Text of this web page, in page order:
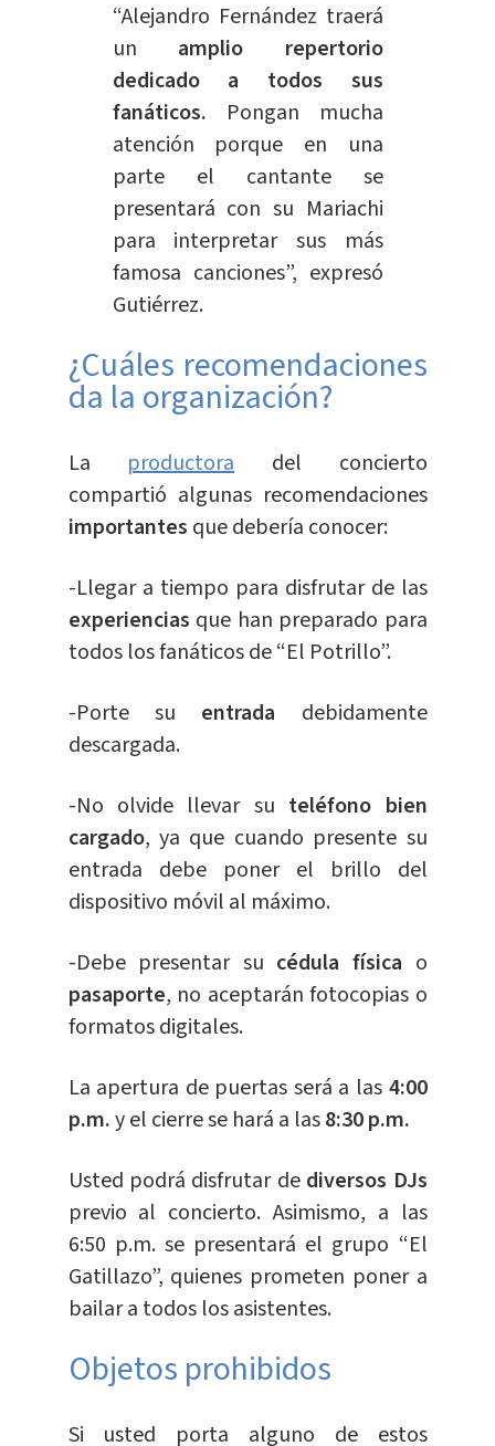
“Alejandro Fernández traerá
un amplio repertorio
dedicado a todos sus
fanáticos. Pongan mucha
atención porque en una
parte el cantante se
presentará con su Mariachi
para interpretar sus más
famosa canciones”, expresó
Gutiérrez.
¿Cuáles recomendaciones
da la organización?
La productoradel concierto
compartió algunas recomendaciones
importantes que debería conocer:
-Llegar a tiempo para disfrutar de las
experiencias que han preparado para
todos los fanáticos de “El Potrillo”.
-Porte su entrada debidamente
descargada.
-No olvide llevar su teléfono bien
cargado, ya que cuando presente su
entrada debe poner el brillo del
dispositivo móvil al máximo.
-Debe presentar su cédula física o
pasaporte, no aceptarán fotocopias o
formatos digitales.
La apertura de puertas será a las 4:00
p.m.y el cierre se hará a las8:30 p.m.
Usted podrá disfrutar dediversos DJs
previo al concierto. Asimismo, a las
6:50 p.m. se presentará el grupo “El
Gatillazo”, quienes prometen poner a
bailar a todos los asistentes.
Objetos prohibidos
Si usted porta alguno de estos